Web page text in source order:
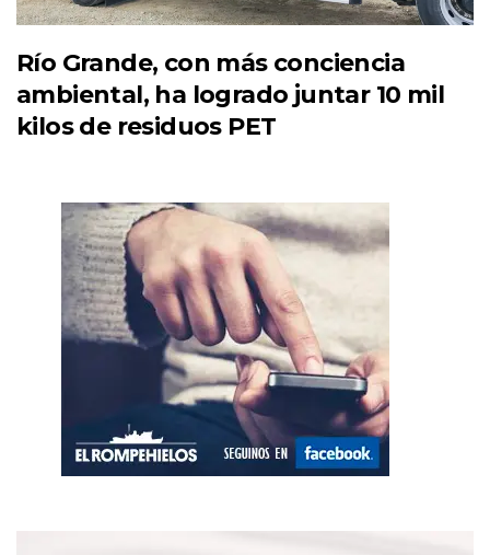
Río Grande, con más conciencia
ambiental, ha logrado juntar 10 mil
kilos de residuos PET